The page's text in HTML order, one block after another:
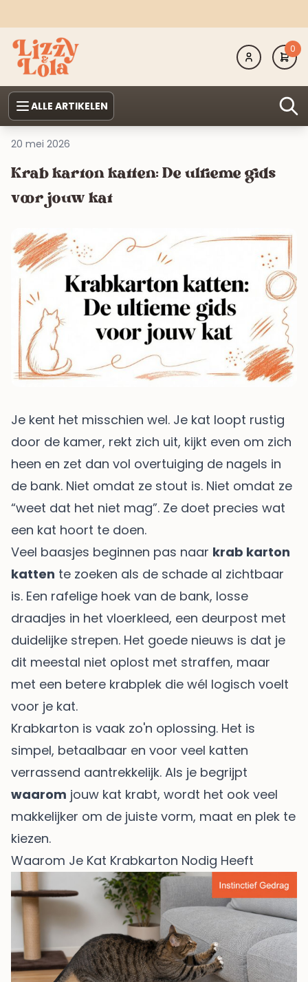
0
ALLE ARTIKELEN
20 mei 2026
Krab karton katten: De ultieme gids
voor jouw kat
Je kent het misschien wel. Je kat loopt rustig
door de kamer, rekt zich uit, kijkt even om zich
heen en zet dan vol overtuiging de nagels in
de bank. Niet omdat ze stout is. Niet omdat ze
“weet dat het niet mag”. Ze doet precies wat
een kat hoort te doen.
Veel baasjes beginnen pas naar krab karton
katten te zoeken als de schade al zichtbaar
is. Een rafelige hoek van de bank, losse
draadjes in het vloerkleed, een deurpost met
duidelijke strepen. Het goede nieuws is dat je
dit meestal niet oplost met straffen, maar
met een betere krabplek die wél logisch voelt
voor je kat.
Krabkarton is vaak zo'n oplossing. Het is
simpel, betaalbaar en voor veel katten
verrassend aantrekkelijk. Als je begrijpt
waarom jouw kat krabt, wordt het ook veel
makkelijker om de juiste vorm, maat en plek te
kiezen.
Waarom Je Kat Krabkarton Nodig Heeft